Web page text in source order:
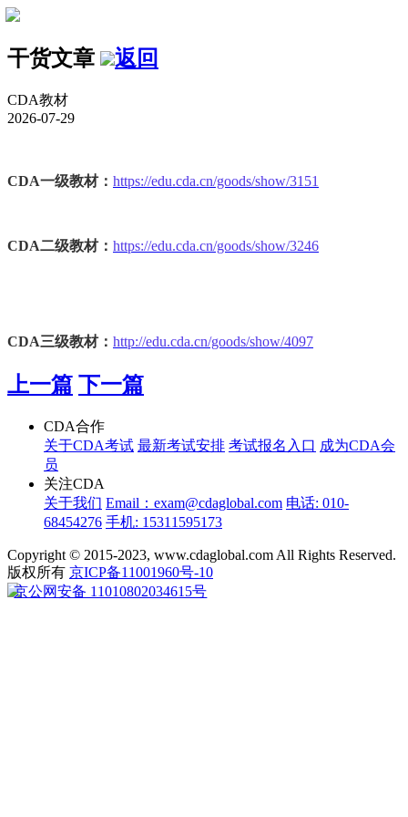
干货文章 返回
CDA教材
2026-07-29
CDA一级教材： https://edu.cda.cn/goods/show/3151
CDA二级教材： https://edu.cda.cn/goods/show/3246
CDA三级教材： http://edu.cda.cn/goods/show/4097
上一篇 下一篇
CDA合作
关于CDA考试 最新考试安排 考试报名入口 成为CDA会
员
关注CDA
关于我们 Email：exam@cdaglobal.com 电话: 010-
68454276 手机: 15311595173
Copyright © 2015-2023, www.cdaglobal.com All Rights Reserved.
版权所有 京ICP备11001960号-10
京公网安备 11010802034615号